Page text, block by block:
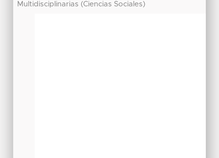
Multidisciplinarias (Ciencias Sociales)